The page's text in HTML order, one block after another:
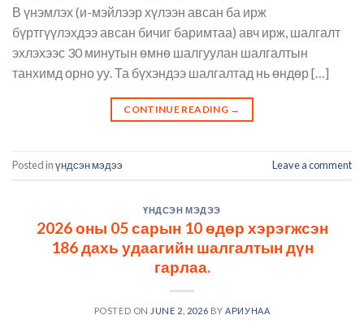
В үнэмлэх (и-мэйлээр хүлээн авсан ба ирж
бүртгүүлэхдээ авсан бичиг баримтаа) авч ирж, шалгалт
эхлэхээс 30 минутын өмнө шалгуулан шалгалтын
танхимд орно уу. Та бүхэндээ шалгалтад нь өндөр […]
CONTINUE READING →
Posted inүндсэн мэдээ Leave a comment
ҮНДСЭН МЭДЭЭ
2026 оны 05 сарын 10 өдөр хэрэгжсэн
186 дахь удаагийн шалгалтын дүн
гарлаа.
POSTED ON JUNE 2, 2026 BYАРИУНАА